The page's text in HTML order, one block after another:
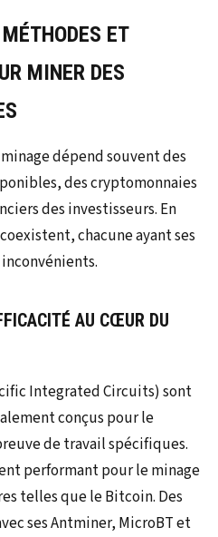
ET
MINER DES
dépend souvent des
des cryptomonnaies
des investisseurs. En
chacune ayant ses
AU CŒUR DU
Integrated Circuits) sont
conçus pour le
de travail spécifiques.
performant pour le minage
telles que le Bitcoin. Des
ses Antminer, MicroBT et